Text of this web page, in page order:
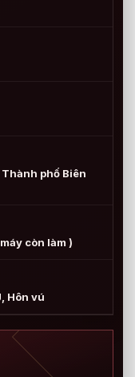
phố Biên
còn làm )
Hôn vú